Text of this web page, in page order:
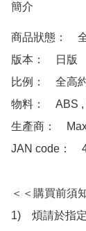
簡介
商品狀態：　
版本：　日版
比例：　全高
物料：　ABS
生產商：　
JAN code：　
＜＜購買前須
1)　煩請於指